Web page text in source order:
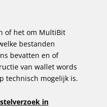
of het om MultiBit
bestanden
bevatten en of
van wallet words
technisch mogelijk is.
in